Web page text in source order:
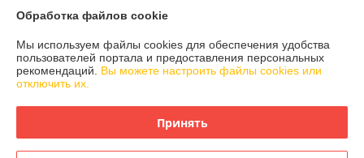
Доставка и оплата
График работы
Обработка файлов cookie
Мы используем файлы cookies для обеспечения удобства
пользователей портала и предоставления персональных
рекомендаций. Вы можете настроить файлы cookies или
отключить их.
Принять